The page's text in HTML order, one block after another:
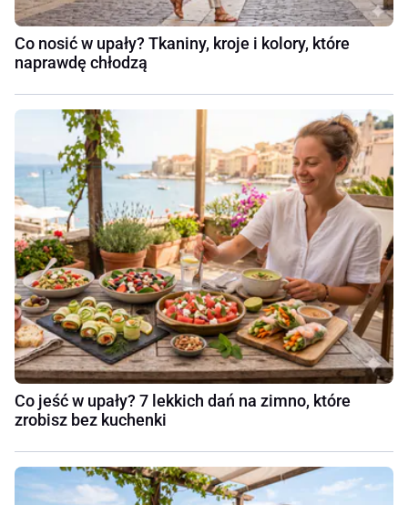
Co nosić w upały? Tkaniny, kroje i kolory, które
naprawdę chłodzą
Co jeść w upały? 7 lekkich dań na zimno, które
zrobisz bez kuchenki